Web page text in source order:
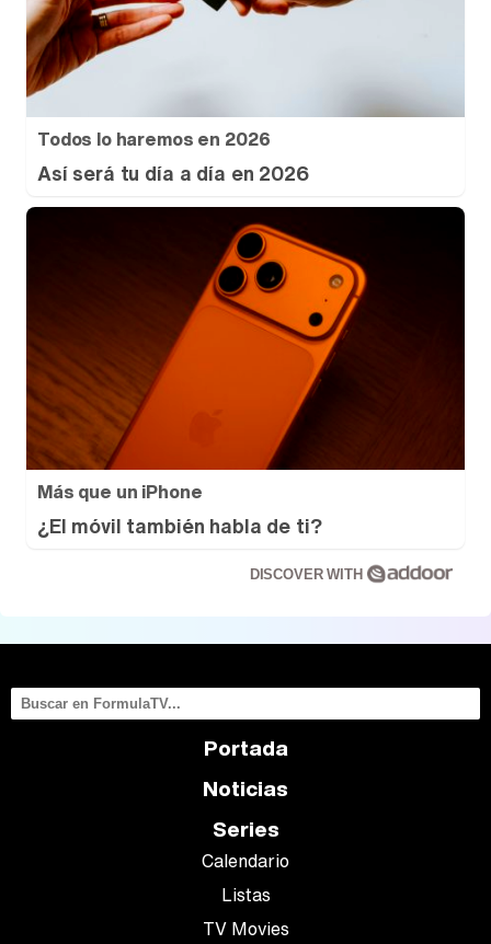
Todos lo haremos en 2026
Así será tu día a día en 2026
Más que un iPhone
¿El móvil también habla de ti?
DISCOVER WITH
Portada
Noticias
Series
Calendario
Listas
TV Movies